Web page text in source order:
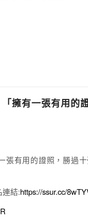
擁有一張有用的
張有用的證照，勝過
連結:https://ssur.cc/